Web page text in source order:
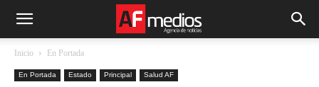
Inicio En Portada
En Portada Estado Principal Salud AF